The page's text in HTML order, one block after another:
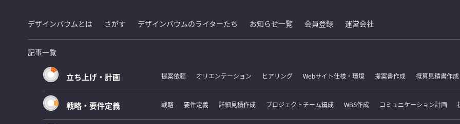
デザインバウムとは さがす デザインバウムのライターたち お知らせ一覧 会員登録 運営会社
記事一覧
立ち上げ・計画 提案依頼 オリエンテーション ヒアリング Webサイト仕様・環境 提案書作成 概算見積書作成
戦略・要件定義 戦略 要件定義 詳細見積作成 プロジェクトチーム編成 WBS作成 コミュニケーション計画